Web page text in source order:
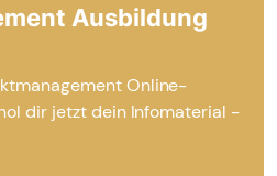
Ausbildung
Online-
dir jetzt dein Infomaterial -